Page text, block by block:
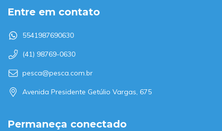
Entre em contato
5541987690630
(41) 98769-0630
pesca@pesca.com.br
Avenida Presidente Getúlio Vargas, 675
Permaneça conectado